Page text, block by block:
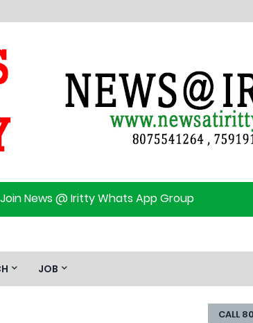
Join News @ Iritty Whats App Group
JOB
CALL